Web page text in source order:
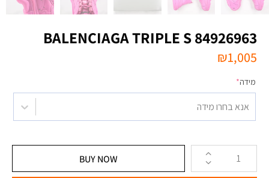
BALENCIAGA TRIPLE S 84926963
₪1,005
מידה*
אנא בחרו מידה
BUY NOW